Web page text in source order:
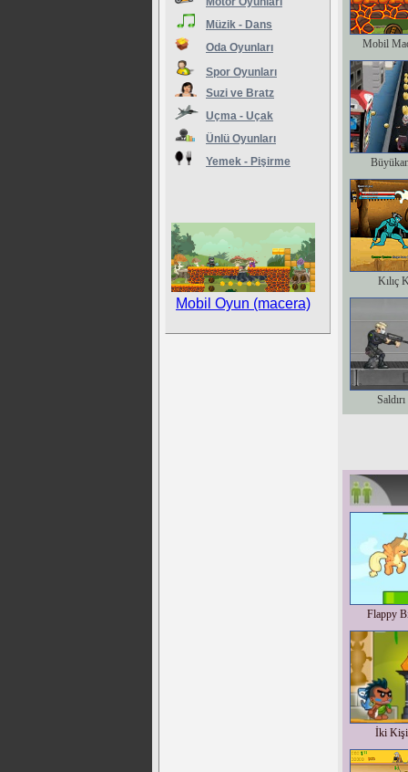
Müzik - Dans
Oda Oyunları
Spor Oyunları
Suzi ve Bratz
Uçma - Uçak
Ünlü Oyunları
Yemek - Pişirme
Mobil Oyun (macera)
Mobil
Kılıç
Flappy
İki